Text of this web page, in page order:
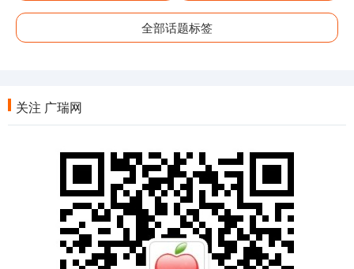
全部话题标签
关注 广瑞网